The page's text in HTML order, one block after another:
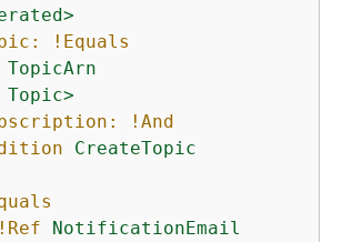
!Equals
TopicArn
Topic>
!And
CreateTopic
!Ref
NotificationEmail